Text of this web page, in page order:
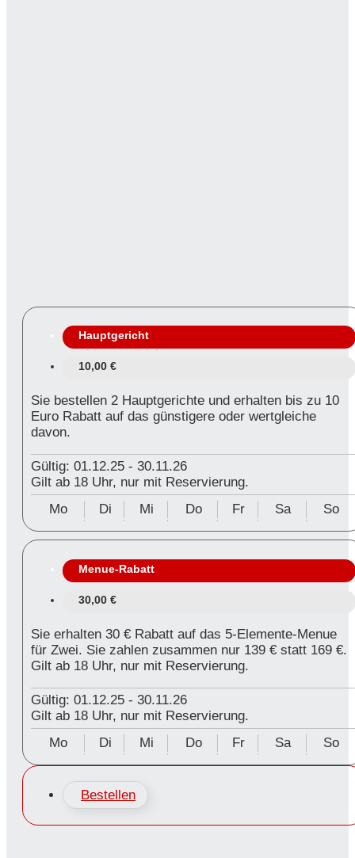
Hauptgericht
10,00 €
Sie bestellen 2 Hauptgerichte und erhalten bis zu 10
Euro Rabatt auf das günstigere oder wertgleiche
davon.
Gültig: 01.12.25 - 30.11.26
Gilt ab 18 Uhr, nur mit Reservierung.
Mo
Di Mi Do Fr Sa So
Menue-Rabatt
30,00 €
Sie erhalten 30 € Rabatt auf das 5-Elemente-Menue
für Zwei. Sie zahlen zusammen nur 139 € statt 169 €.
Gilt ab 18 Uhr, nur mit Reservierung.
Gültig: 01.12.25 - 30.11.26
Gilt ab 18 Uhr, nur mit Reservierung.
Mo
Di Mi Do Fr Sa So
Bestellen